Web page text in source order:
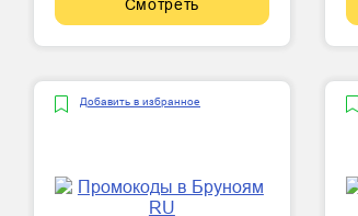
Смотреть
Добавить в избранное